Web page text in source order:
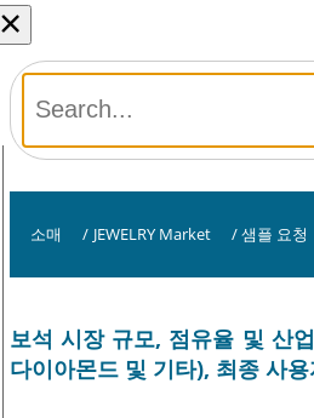
×
소매 / JEWELRY Market / 샘플 요청
보석 시장 규모, 점유율 및 산
다이아몬드 및 기타), 최종 사